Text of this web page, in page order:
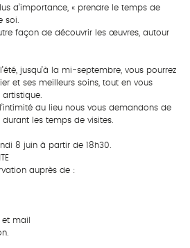
d’importance, « prendre le temps de
soi.
façon de découvrir les œuvres, autour
jusqu’à la mi-septembre, vous pourrez
et ses meilleurs soins, tout en vous
artistique.
du lieu nous vous demandons de
les temps de visites.
8 juin à partir de 18h30.
auprès de :
mail